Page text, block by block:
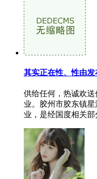
其实正在性、性由发
供给任何，热诚欢
业。胶州市胶东镇
业，是经国度相关